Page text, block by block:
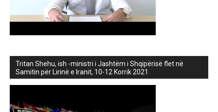
Tritan Shehu, ish -ministri i Jashtëm i Shqipërisë flet në
Samitin për Lirinë e Iranit, 10-12 Korrik 2021